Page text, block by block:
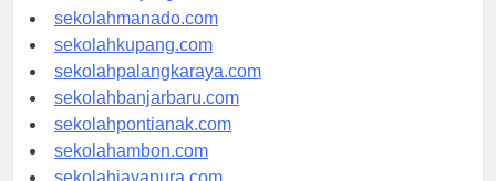
sekolahtanjungselor.com
sekolahmanado.com
sekolahkupang.com
sekolahpalangkaraya.com
sekolahbanjarbaru.com
sekolahpontianak.com
sekolahambon.com